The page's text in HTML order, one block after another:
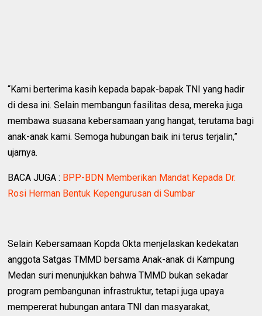
“Kami berterima kasih kepada bapak-bapak TNI yang hadir
di desa ini. Selain membangun fasilitas desa, mereka juga
membawa suasana kebersamaan yang hangat, terutama bagi
anak-anak kami. Semoga hubungan baik ini terus terjalin,”
ujarnya.
BACA JUGA : BPP-BDN Memberikan Mandat Kepada Dr.
Rosi Herman Bentuk Kepengurusan di Sumbar
Selain Kebersamaan Kopda Okta menjelaskan kedekatan
anggota Satgas TMMD bersama Anak-anak di Kampung
Medan suri menunjukkan bahwa TMMD bukan sekadar
program pembangunan infrastruktur, tetapi juga upaya
mempererat hubungan antara TNI dan masyarakat,